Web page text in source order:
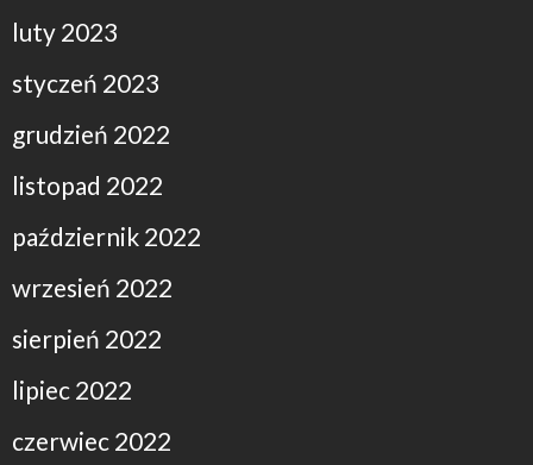
luty 2023
styczeń 2023
grudzień 2022
listopad 2022
październik 2022
wrzesień 2022
sierpień 2022
lipiec 2022
czerwiec 2022